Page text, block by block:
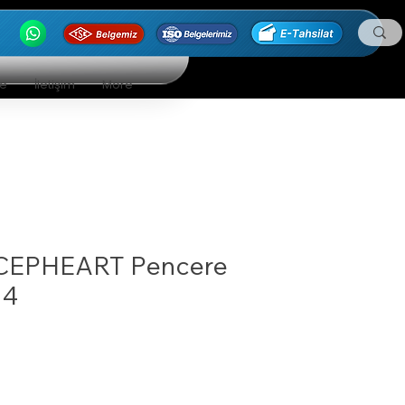
İletişim More
Pencere